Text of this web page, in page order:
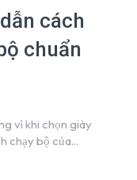
cách
chuẩn
vì khi chọn giày
chạy bộ của...